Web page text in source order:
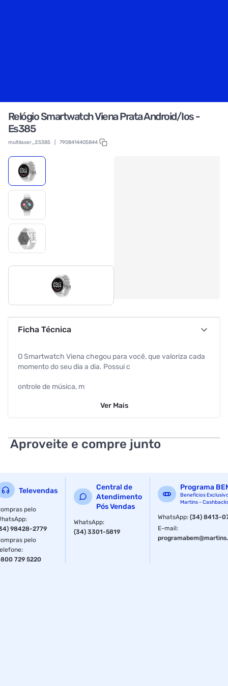
Relógio Smartwatch Viena Prata Android/Ios -
Es385
multilaser_ES385 7908414405844
Ficha Técnica
O Smartwatch Viena chegou para você, que valoriza cada
momento do seu dia a dia. Possui c
ontrole de música, m
também pode monitorar a distância percorrida e calorias
gastas com o modo esporte. Com A sua bateria dura até 20
5.0 e é compatível com os apps Apple Saúde e Google Fit,
atém de possui um aplicativo exclusivo SW Atrio. Tela Full
Touch e notificação e leitura de mensagem direto pelo
relógio.
*Imagens meramente ilustrativas.*
Especificações
Ver Mais
Aproveite e compre junto
Televendas
pelo
:
98428-2779
pelo
:
729 5220
Central de
Atendimento
Pós Vendas
WhatsApp:
(34) 3301-5819
Programa
Benefícios
Martins -
WhatsApp:(34) 8413-
E-mail: